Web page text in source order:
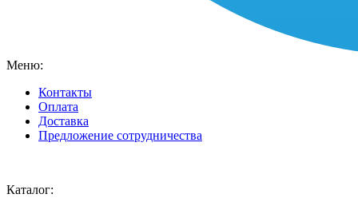
Меню:
Контакты
Оплата
Доставка
Предложение сотрудничества
Каталог: